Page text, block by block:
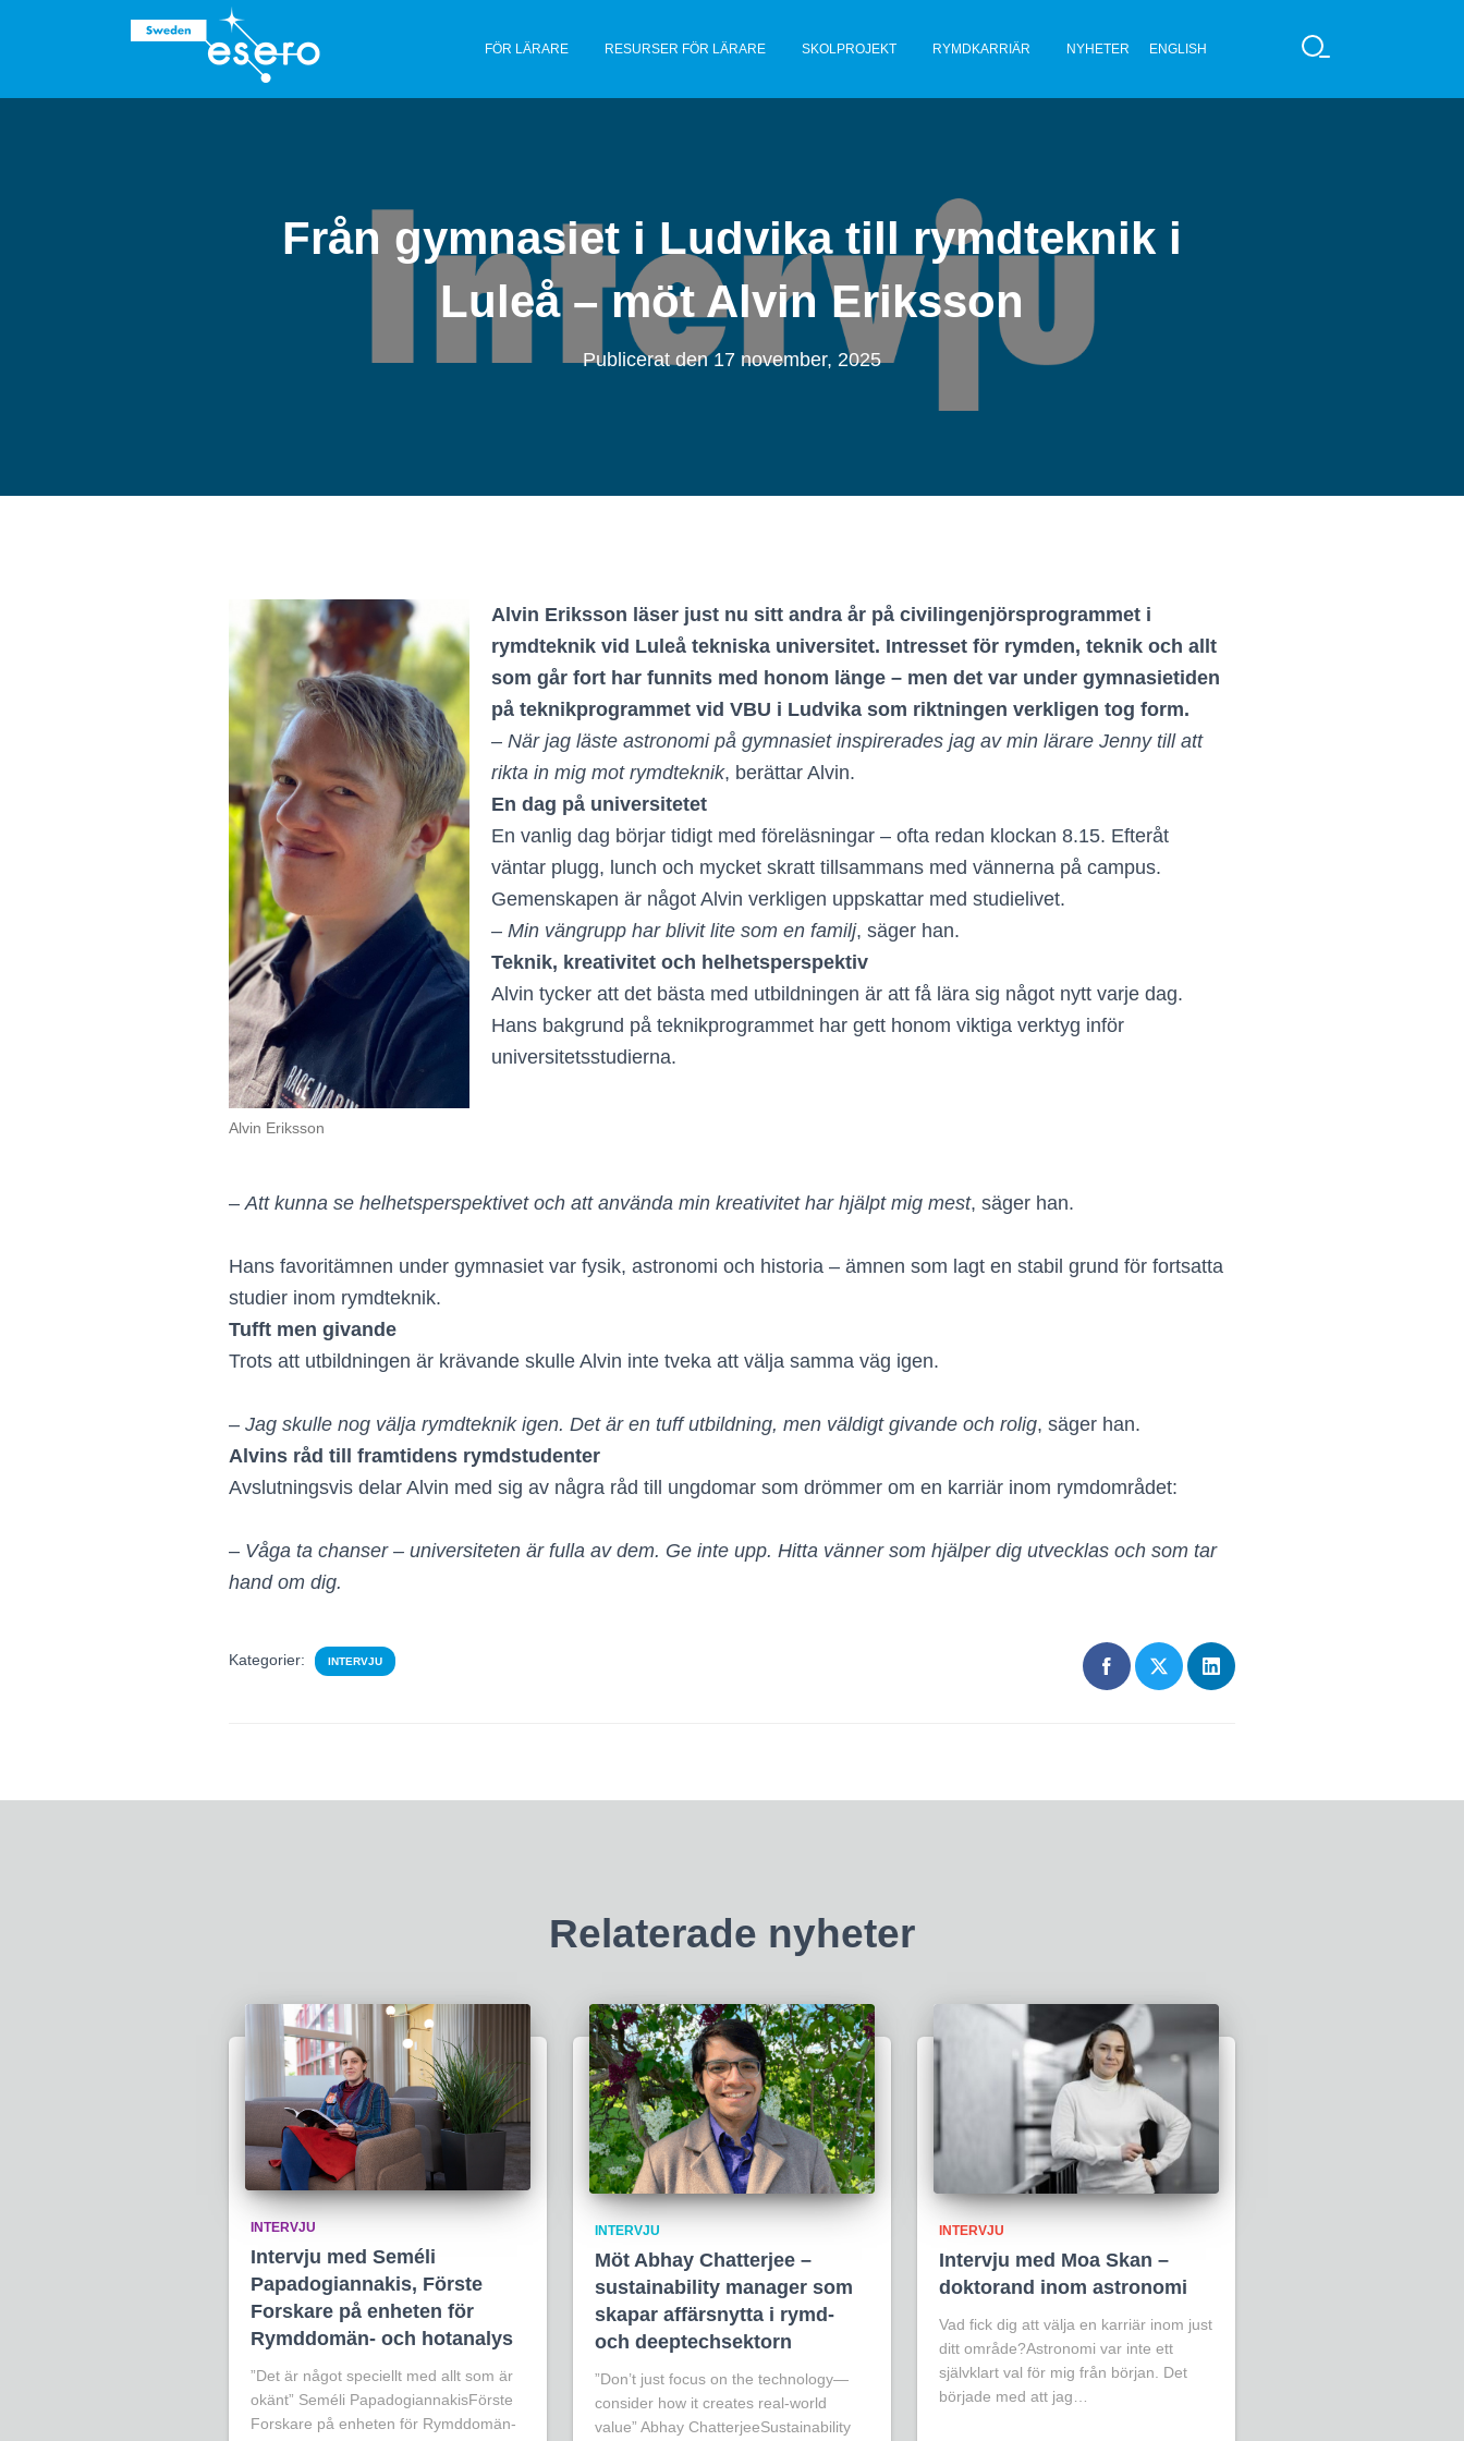
FÖR LÄRARE RESURSER FÖR LÄRARE SKOLPROJEKT RYMDKARRIÄR NYHETER ENGLISH
S
Från gymnasiet i Ludvika till rymdteknik i
Luleå – möt Alvin Eriksson
Publicerat den17 november, 2025
Alvin Eriksson
Alvin Eriksson läser just nu sitt andra år på civilingenjörsprogrammet i
rymdteknik vid Luleå tekniska universitet. Intresset för rymden, teknik och allt
som går fort har funnits med honom länge – men det var under gymnasietiden
på teknikprogrammet vid VBU i Ludvika som riktningen verkligen tog form.
– När jag läste astronomi på gymnasiet inspirerades jag av min lärare Jenny till att
rikta in mig mot rymdteknik, berättar Alvin.
En dag på universitetet
En vanlig dag börjar tidigt med föreläsningar – ofta redan klockan 8.15. Efteråt
väntar plugg, lunch och mycket skratt tillsammans med vännerna på campus.
Gemenskapen är något Alvin verkligen uppskattar med studielivet.
– Min vängrupp har blivit lite som en familj, säger han.
Teknik, kreativitet och helhetsperspektiv
Alvin tycker att det bästa med utbildningen är att få lära sig något nytt varje dag.
Hans bakgrund på teknikprogrammet har gett honom viktiga verktyg inför
universitetsstudierna.
–Att kunna se helhetsperspektivet och att använda min kreativitet har hjälpt mig mest, säger han.
Hans favoritämnen under gymnasiet var fysik, astronomi och historia – ämnen som lagt en stabil grund för fortsatta
studier inom rymdteknik.
Tufft men givande
Trots att utbildningen är krävande skulle Alvin inte tveka att välja samma väg igen.
– Jag skulle nog välja rymdteknik igen. Det är en tuff utbildning, men väldigt givande och rolig, säger han.
Alvins råd till framtidens rymdstudenter
Avslutningsvis delar Alvin med sig av några råd till ungdomar som drömmer om en karriär inom rymdområdet:
– Våga ta chanser – universiteten är fulla av dem. Ge inte upp. Hitta vänner som hjälper dig utvecklas och som tar
hand om dig.
Kategorier: INTERVJU
Relaterade nyheter
INTERVJU
Intervju med Seméli
Papadogiannakis, Förste
Forskare på enheten för
Rymddomän- och hotanalys
”Det är något speciellt med allt som är
okänt” Seméli PapadogiannakisFörste
Forskare på enheten för Rymddomän-
INTERVJU
Möt Abhay Chatterjee –
sustainability manager som
skapar affärsnytta i rymd-
och deeptechsektorn
”Don’t just focus on the technology—
consider how it creates real-world
value” Abhay ChatterjeeSustainability
INTERVJU
Intervju med Moa Skan –
doktorand inom astronomi
Vad fick dig att välja en karriär inom just
ditt område?Astronomi var inte ett
självklart val för mig från början. Det
började med att jag…